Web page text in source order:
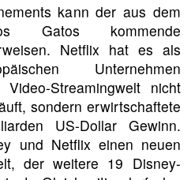
kann der aus dem
Gatos kommende
Netflix hat es als
Unternehmen
Streamingwelt nicht
sondern erwirtschaftete
US-Dollar Gewinn.
und Netflix einen neuen
der weitere 19 Disney-